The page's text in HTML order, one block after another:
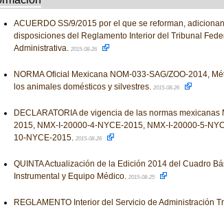
ACUERDO SS/9/2015 por el que se reforman,
disposiciones del Reglamento Interior del Tribunal
Administrativa. 2015-08-26
NORMA Oficial Mexicana NOM-033-SAG/ZOO-2014,
los animales domésticos y silvestres. 2015-08-26
DECLARATORIA de vigencia de las normas mexicanas
2015, NMX-I-20000-4-NYCE-2015, NMX-I-20000-5-
10-NYCE-2015. 2015-08-26
QUINTA Actualización de la Edición 2014 del Cuadro
Instrumental y Equipo Médico. 2015-08-25
REGLAMENTO Interior del Servicio de Administración